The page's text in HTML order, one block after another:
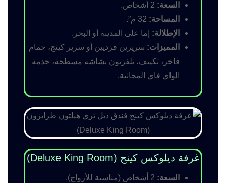
السعة:
المساحة:
الإطلالة: إما على المدينة أو البحر.
المميزات: سريرين فرديين أو سرير كينج، حمام
فاخر، تكييف، تلفزيون بشاشة مسطحة، خدمة
الواي فاي المجانية.
غرفة ديلوكس كينج (Deluxe King Room)
السعة: